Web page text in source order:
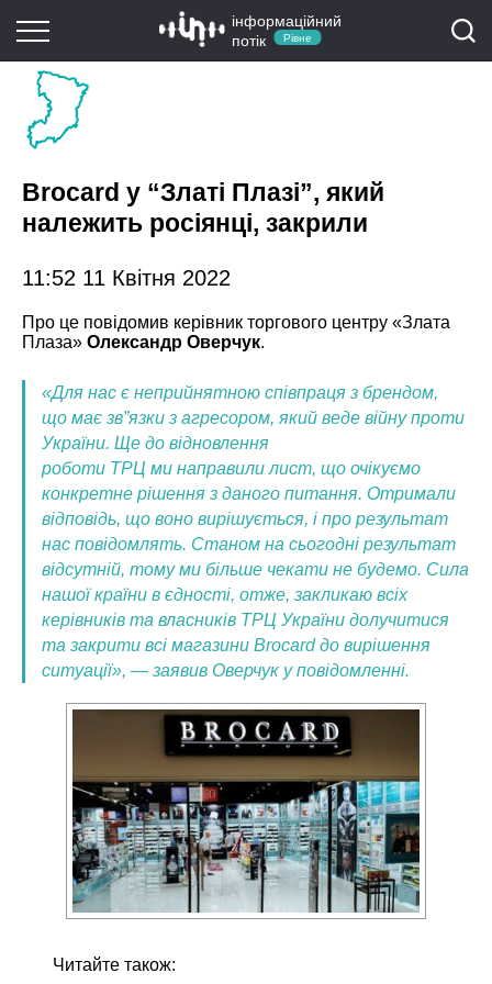
інформаційний
потік
Рівне
Brocard у “Златі Плазі”, який
належить росіянці, закрили
11:52 11 Квітня 2022
Про це повідомив керівник торгового центру «Злата
Плаза» Олександр Оверчук.
«Для нас є неприйнятною співпраця з брендом,
що має зв”язки з агресором, який веде війну проти
України. Ще до відновлення
роботи ТРЦ ми направили лист, що очікуємо
конкретне рішення з даного питання. Отримали
відповідь, що воно вирішується, і про результат
нас повідомлять. Станом на сьогодні результат
відсутній, тому ми більше чекати не будемо. Сила
нашої країни в єдності, отже, закликаю всіх
керівників та власників ТРЦ України долучитися
та закрити всі магазини Brocard до вирішення
ситуації», — заявив Оверчук у повідомленні.
Читайте також: